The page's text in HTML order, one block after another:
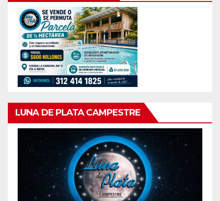
LUNA DE PLATA CAMPESTRE